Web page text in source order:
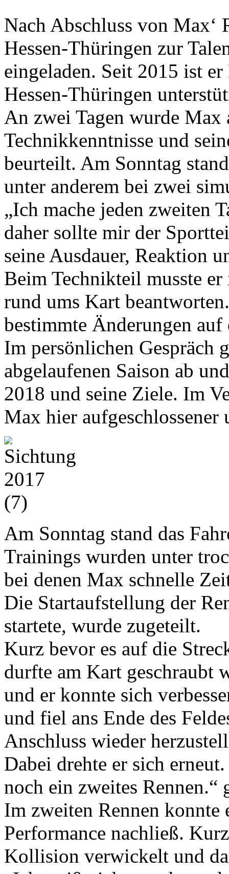
Nach Abschluss von Max‘
Hessen-Thüringen zur
eingeladen. Seit 2015 ist
Hessen-Thüringen
An zwei Tagen wurde Max
Technikkenntnisse und
beurteilt. Am Sonntag
unter anderem bei zwei
„Ich mache jeden zweiten
daher sollte mir der
seine Ausdauer, Reaktion
Beim Technikteil musste
rund ums Kart
bestimmte Änderungen
Im persönlichen Gespräch
abgelaufenen Saison ab
2018 und seine Ziele. Im
Max hier aufgeschlossener
Am Sonntag stand das
Trainings wurden unter
bei denen Max schnelle
Die Startaufstellung der
startete, wurde zugeteilt.
Kurz bevor es auf die
durfte am Kart geschraubt
und er konnte sich
und fiel ans Ende des
Anschluss wieder
Dabei drehte er sich
noch ein zweites Rennen.“
Im zweiten Rennen konnte
Performance nachließ.
Kollision verwickelt und